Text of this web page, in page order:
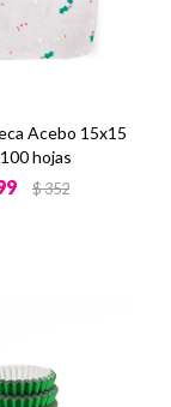
Acebo 15x15
hojas
$352